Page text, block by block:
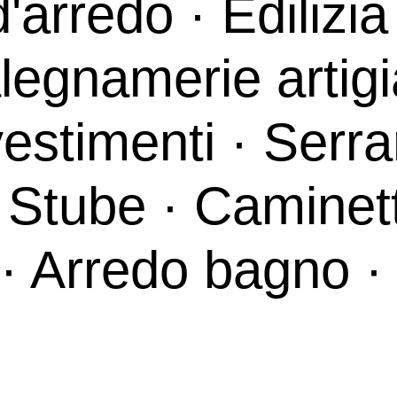
·
·
·
Arredo bagno